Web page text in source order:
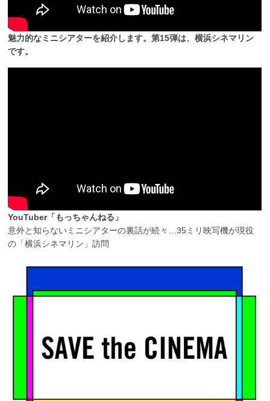
魅力的なミニシアターを紹介します。第15弾は、横浜シネマリン
です。
YouTuber「もっちゃんねる」
意外と知らないミニシアターの裏話が続々…35ミリ映写機が現役
の「横浜シネマリン」訪問